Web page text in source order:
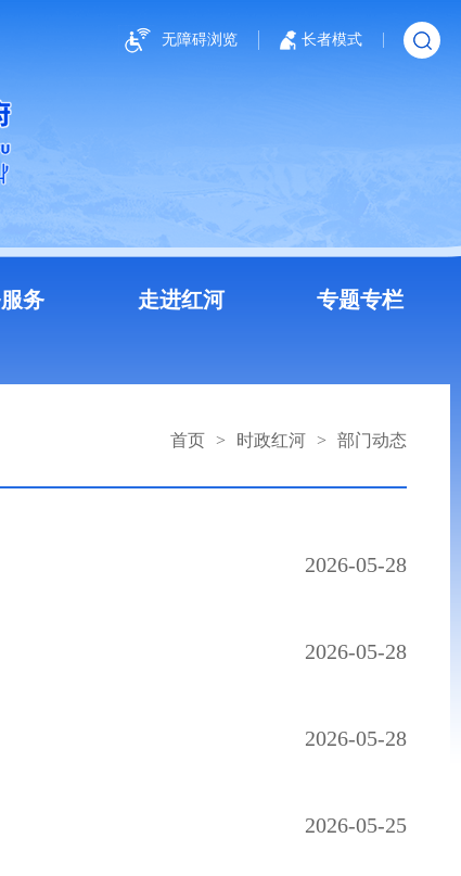
无障碍浏览 长者模式
务 走进红河 专题专栏
首页 > 时政红河 > 部门动态
2026-05-28
2026-05-28
2026-05-28
2026-05-25